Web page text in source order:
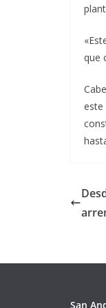
que
este
San